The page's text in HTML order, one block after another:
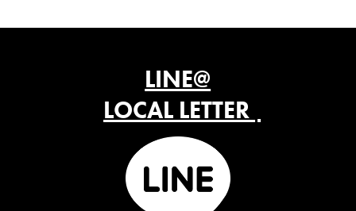
LINE@
LOCAL LETTER